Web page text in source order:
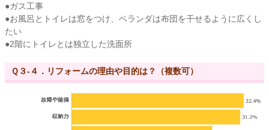
●ガス工事
●お風呂とトイレは窓をつけ、ベランダは布団を干せるように広くし
たい
●2階にトイレとは独立した洗面所
Ｑ３-４．リフォームの理由や目的は？（複数可）